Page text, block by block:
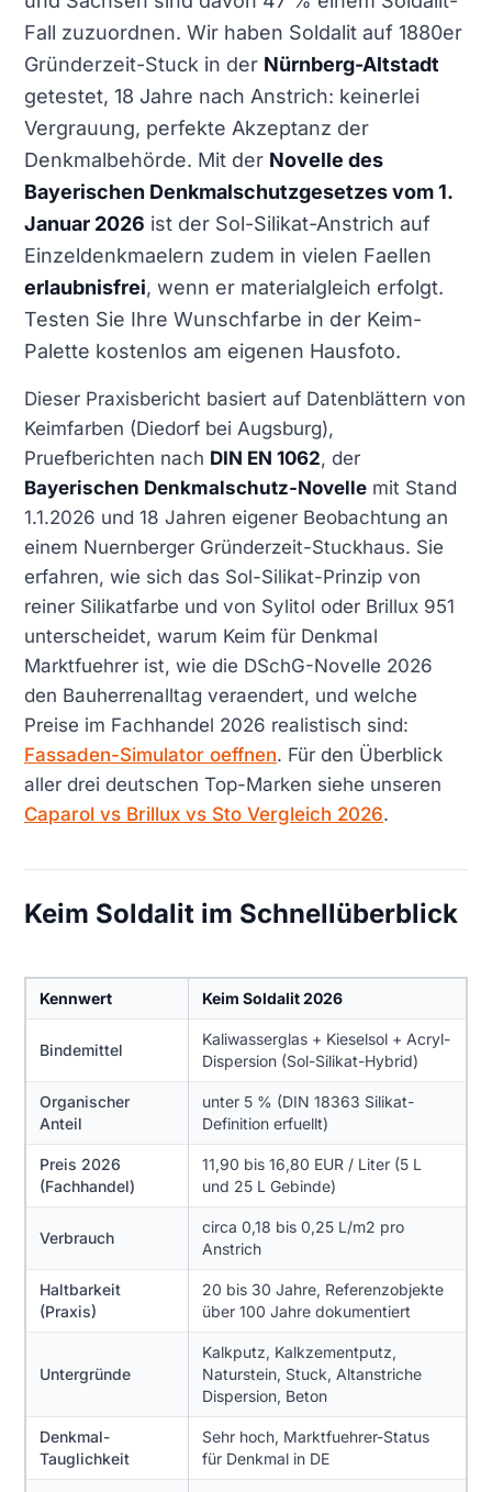
Fall zuzuordnen. Wir haben Soldalit auf 1880er
Gründerzeit-Stuck in der Nürnberg-Altstadt
getestet, 18 Jahre nach Anstrich: keinerlei
Vergrauung, perfekte Akzeptanz der
Denkmalbehörde. Mit der Novelle des
Bayerischen Denkmalschutzgesetzes vom 1.
Januar 2026 ist der Sol-Silikat-Anstrich auf
Einzeldenkmaelern zudem in vielen Faellen
erlaubnisfrei, wenn er materialgleich erfolgt.
Testen Sie Ihre Wunschfarbe in der Keim-
Palette kostenlos am eigenen Hausfoto.
Dieser Praxisbericht basiert auf Datenblättern von
Keimfarben (Diedorf bei Augsburg),
Pruefberichten nach DIN EN 1062, der
Bayerischen Denkmalschutz-Novelle mit Stand
1.1.2026 und 18 Jahren eigener Beobachtung an
einem Nuernberger Gründerzeit-Stuckhaus. Sie
erfahren, wie sich das Sol-Silikat-Prinzip von
reiner Silikatfarbe und von Sylitol oder Brillux 951
unterscheidet, warum Keim für Denkmal
Marktfuehrer ist, wie die DSchG-Novelle 2026
den Bauherrenalltag veraendert, und welche
Preise im Fachhandel 2026 realistisch sind:
Fassaden-Simulator oeffnen. Für den Überblick
aller drei deutschen Top-Marken siehe unseren
Caparol vs Brillux vs Sto Vergleich 2026.
Keim Soldalit im Schnellüberblick
Kennwert Keim Soldalit 2026
Bindemittel
Kaliwasserglas + Kieselsol + Acryl-
Dispersion (Sol-Silikat-Hybrid)
Organischer
Anteil
unter 5 % (DIN 18363 Silikat-
Definition erfuellt)
Preis 2026
(Fachhandel)
11,90 bis 16,80 EUR / Liter (5 L
und 25 L Gebinde)
Verbrauch
circa 0,18 bis 0,25 L/m2 pro
Anstrich
Haltbarkeit
(Praxis)
20 bis 30 Jahre, Referenzobjekte
über 100 Jahre dokumentiert
Untergründe
Kalkputz, Kalkzementputz,
Naturstein, Stuck, Altanstriche
Dispersion, Beton
Denkmal-
Tauglichkeit
Sehr hoch, Marktfuehrer-Status
für Denkmal in DE